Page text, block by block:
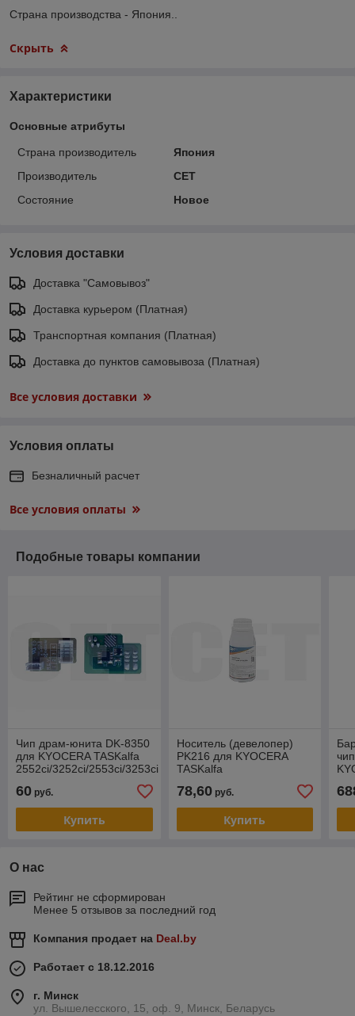
Страна производства - Япония..
Скрыть
Характеристики
Основные атрибуты
Страна производитель
Япония
Производитель
CET
Состояние
Новое
Условия доставки
Доставка "Самовывоз"
Доставка курьером (Платная)
Транспортная компания (Платная)
Доставка до пунктов самовывоза (Платная)
Все условия доставки
Условия оплаты
Безналичный расчет
Все условия оплаты
Подобные товары компании
Чип драм-юнита DK-8350
для KYOCERA TASKalfa
2552ci/3252ci/2553ci/3253ci
(CET), (WW), 200000 стр.,
CET391034
60 руб.
Купить
Носитель (девелопер)
PK216 для KYOCERA
TASKalfa
2552ci/2553ci/3252ci/3253ci/4053ci
(Japan), 200г/бут, (унив.)
78,60руб.
Купить
О нас
Рейтинг не сформирован
Менее 5 отзывов за последний год
Компания продает на Deal.by
Работает с 18.12.2016
г. Минск
ул. Вышелесского, 15, оф. 9, Минск, Беларусь